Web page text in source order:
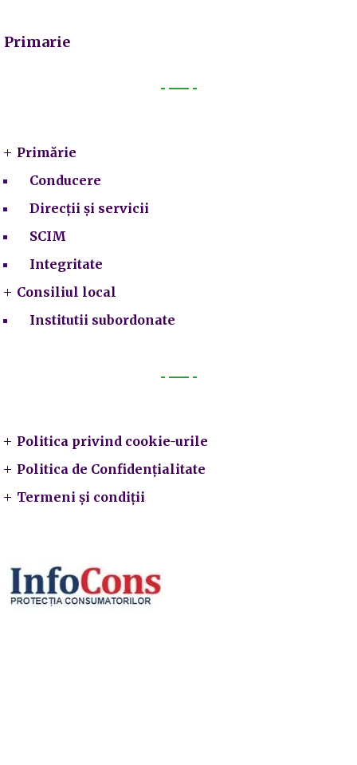
Primarie
Primărie
Conducere
Direcții și servicii
SCIM
Integritate
Consiliul local
Institutii subordonate
Politica privind cookie-urile
Politica de Confidențialitate
Termeni și condiții